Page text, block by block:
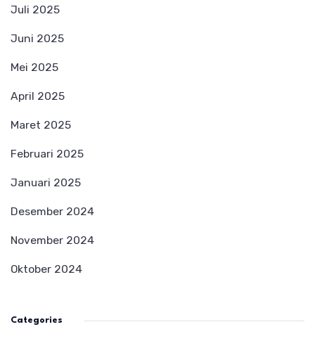
Juli 2025
Juni 2025
Mei 2025
April 2025
Maret 2025
Februari 2025
Januari 2025
Desember 2024
November 2024
Oktober 2024
Categories